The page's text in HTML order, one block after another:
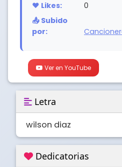
❤️ Likes:
0
📤 Subido
por:
Ver en YouTube
Letra
wilson diaz
Dedicatorias